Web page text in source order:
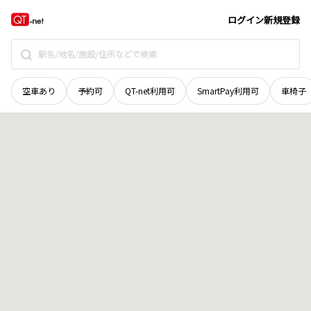
ログイン新規登録
空車あり 予約可 QT-net利用可 SmartPay利用可 車椅子
秋田県